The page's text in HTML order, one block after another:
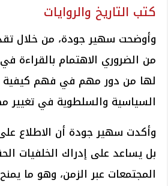
كتب التاريخ والروايات
وأوضحت سهير جودة، من خلال
من الضروري الاهتمام بالقراءة
لها من دور مهم في فهم كيفية
السياسية والسلطوية في تغيير
وأكدت سهير جودة أن الاطلاع
بل يساعد على إدراك الخلفيات
المجتمعات عبر الزمن، وهو ما